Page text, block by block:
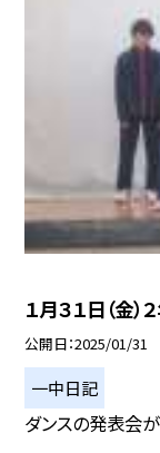
１月３１日（金
公開日 2025/01/31
一中日記
ダンスの発表会